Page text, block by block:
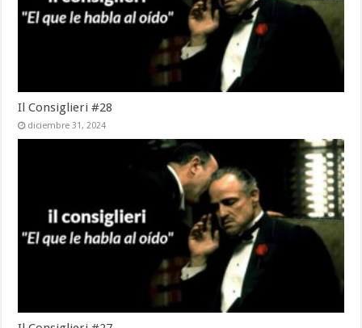
Il Consiglieri #28
diciembre 31, 2024